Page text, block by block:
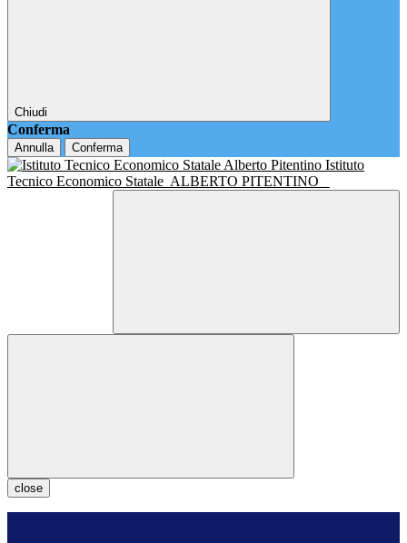
Chiudi
Conferma
Annulla Conferma
Istituto
Tecnico Economico Statale ALBERTO PITENTINO
close